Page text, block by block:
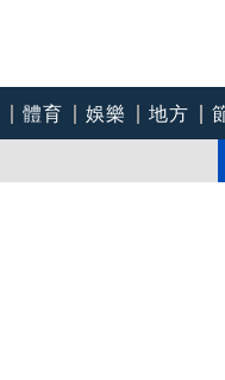
體育 娛樂 地方